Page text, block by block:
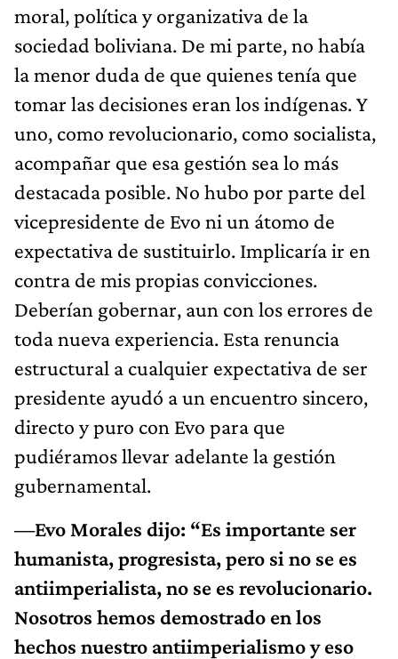
moral, política y organizativa de la
sociedad boliviana. De mi parte, no había
la menor duda de que quienes tenía que
tomar las decisiones eran los indígenas. Y
uno, como revolucionario, como socialista,
acompañar que esa gestión sea lo más
destacada posible. No hubo por parte del
vicepresidente de Evo ni un átomo de
expectativa de sustituirlo. Implicaría ir en
contra de mis propias convicciones.
Deberían gobernar, aun con los errores de
toda nueva experiencia. Esta renuncia
estructural a cualquier expectativa de ser
presidente ayudó a un encuentro sincero,
directo y puro con Evo para que
pudiéramos llevar adelante la gestión
gubernamental.
—Evo Morales dijo: “Es importante ser
humanista, progresista, pero si no se es
antiimperialista, no se es revolucionario.
Nosotros hemos demostrado en los
hechos nuestro antiimperialismo y eso